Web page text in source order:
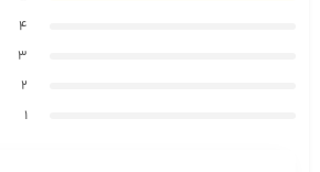
4
3
2
1